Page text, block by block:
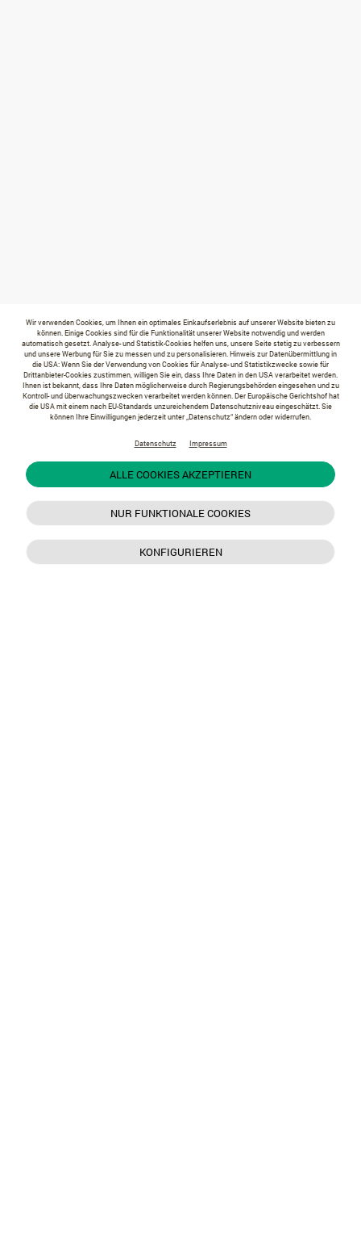
Wir verwenden Cookies, um Ihnen ein optimales Einkaufserlebnis auf unserer Website bieten zu
können. Einige Cookies sind für die Funktionalität unserer Website notwendig und werden
automatisch gesetzt. Analyse- und Statistik-Cookies helfen uns, unsere Seite stetig zu verbessern
und unsere Werbung für Sie zu messen und zu personalisieren. Hinweis zur Datenübermittlung in
die USA: Wenn Sie der Verwendung von Cookies für Analyse- und Statistikzwecke sowie für
Drittanbieter-Cookies zustimmen, willigen Sie ein, dass Ihre Daten in den USA verarbeitet werden.
Ihnen ist bekannt, dass Ihre Daten möglicherweise durch Regierungsbehörden eingesehen und zu
Kontroll- und überwachungszwecken verarbeitet werden können. Der Europäische Gerichtshof hat
die USA mit einem nach EU-Standards unzureichendem Datenschutzniveau eingeschätzt. Sie
können Ihre Einwilligungen jederzeit unter „Datenschutz“ ändern oder widerrufen.
Datenschutz Impressum
ALLE COOKIES AKZEPTIEREN
NUR FUNKTIONALE COOKIES
KONFIGURIEREN